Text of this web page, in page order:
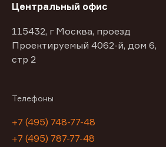
Центральный офис
115432, г Москва, проезд
Проектируемый 4062-й, дом 6,
стр 2
Телефоны
+7 (495) 748-77-48
+7 (495) 787-77-48